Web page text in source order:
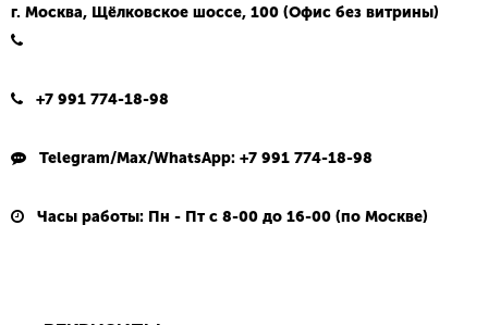
г. Москва, Щёлковское шоссе, 100 (Офис без витрины)
+7 991 774-18-98
Telegram/Max/WhatsApp: +7 991 774-18-98
Часы работы: Пн - Пт с 8-00 до 16-00 (по Москве)